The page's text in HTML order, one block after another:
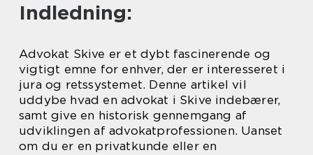
Indledning:
Advokat Skive er et dybt fascinerende og
vigtigt emne for enhver, der er interesseret i
jura og retssystemet. Denne artikel vil
uddybe hvad en advokat i Skive indebærer,
samt give en historisk gennemgang af
udviklingen af advokatprofessionen. Uanset
om du er en privatkunde eller en